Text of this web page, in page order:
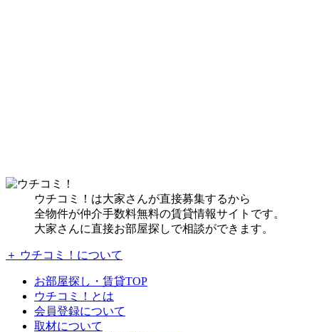
ウチコミ！は大家さんが直接募集するから
全物件が仲介手数料無料の賃貸情報サイトです。
大家さんに直接お部屋探しで相談ができます。
＋ ウチコミ！について
お部屋探し・賃貸TOP
ウチコミ！とは
会員登録について
取材について